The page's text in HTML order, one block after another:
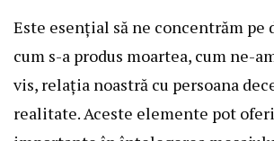
Este esențial să ne concentrăm
cum s-a produs moartea, cum ne-
vis, relația noastră cu persoana
realitate. Aceste elemente pot